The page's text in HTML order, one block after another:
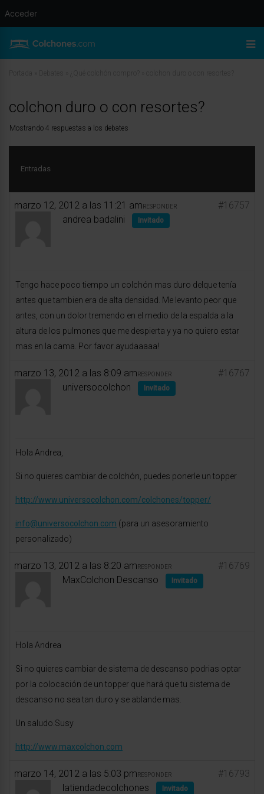
colchon duro o con resortes?
Mostrando 4 respuestas a los debates
Entradas
marzo 12, 2012 a las 11:21 am #16757
RESPONDER
andrea badalini Invitado
Tengo hace poco tiempo un colchón mas duro delque tenía
antes que tambien era de alta densidad. Me levanto peor que
antes, con un dolor tremendo en el medio de la espalda a la
altura de los pulmones que me despierta y ya no quiero estar
mas en la cama. Por favor ayudaaaaa!
marzo 13, 2012 a las 8:09 am #16767
RESPONDER
universocolchon Invitado
Hola Andrea,
Si no quieres cambiar de colchón, puedes ponerle un topper
http://www.universocolchon.com/colchones/topper/
info@universocolchon.com (para un asesoramiento
personalizado)
marzo 13, 2012 a las 8:20 am #16769
RESPONDER
MaxColchon Descanso Invitado
Hola Andrea
Si no quieres cambiar de sistema de descanso podrias optar
por la colocación de un topper que hará que tu sistema de
descanso no sea tan duro y se ablande mas.
Un saludo.Susy
http://www.maxcolchon.com
marzo 14, 2012 a las 5:03 pm #16793
RESPONDER
latiendadecolchones Invitado
Acceder